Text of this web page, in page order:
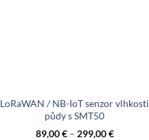
LoRaWAN / NB-IoT senzor vlhkosti
půdy s SMT50
89,00€– 299,00€